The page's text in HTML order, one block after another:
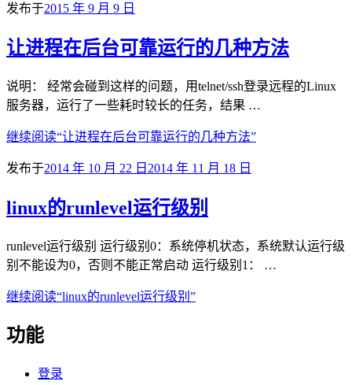
发布于2015 年 9 月 9 日
让进程在后台可靠运行的几种方法
说明： 经常会碰到这样的问题，用telnet/ssh登录远程的Linux
服务器，运行了一些耗时较长的任务，结果 …
继续阅读“让进程在后台可靠运行的几种方法”
发布于2014 年 10 月 22 日 2014 年 11 月 18 日
linux的runlevel运行级别
runlevel运行级别 运行级别0：系统停机状态，系统默认运行级
别不能设为0，否则不能正常启动 运行级别1： …
继续阅读“linux的runlevel运行级别”
功能
登录